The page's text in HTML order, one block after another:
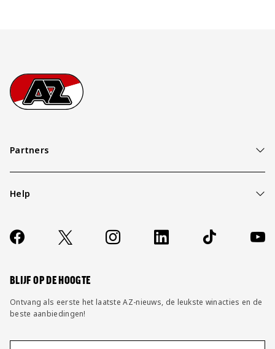
Footer
Ga naar onze homepage
Partners
Help
Contact
FAQ
Socials
https://www.facebook.com/AZAlkmaar
X Instagram LinkedIn TikTok
BLIJF OP DE HOOGTE
Ontvang als eerste het laatste AZ-nieuws, de leukste winacties en de
beste aanbiedingen!